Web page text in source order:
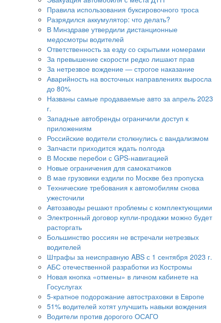
Правила использования буксировочного троса
Разрядился аккумулятор: что делать?
В Минздраве утвердили дистанционные
медосмотры водителей
Ответственность за езду со скрытыми номерами
За превышение скорости редко лишают прав
За нетрезвое вождение — строгое наказание
Аварийность на восточных направлениях выросла
до 80%
Названы самые продаваемые авто за апрель 2023
г.
Западные автобренды ограничили доступ к
приложениям
Российские водители столкнулись с вандализмом
Запчасти приходится ждать полгода
В Москве перебои с GPS-навигацией
Новые ограничения для самокатчиков
В мае грузовики ездили по Москве без пропуска
Технические требования к автомобилям снова
ужесточили
Автозаводы решают проблемы с комплектующими
Электронный договор купли-продажи можно будет
расторгать
Большинство россиян не встречали нетрезвых
водителей
Штрафы за неисправную ABS с 1 сентября 2023 г.
АБС отечественной разработки из Костромы
Новая кнопка «отмены» в личном кабинете на
Госуслугах
5-кратное подорожание автостраховки в Европе
51% водителей хотят улучшить навыки вождения
Водители против дорогого ОСАГО